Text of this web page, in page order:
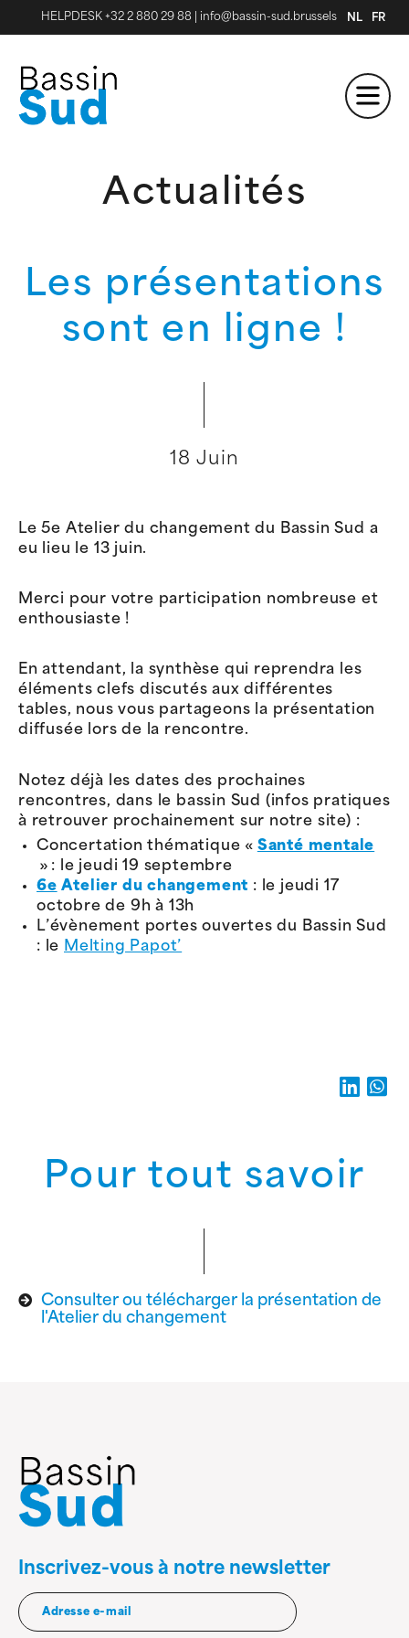
HELPDESK +32 2 880 29 88 info@bassin-sud.brussels NL FR
Actualités
Les présentations
sont en ligne !
18 Juin
Le 5e Atelier du changement du Bassin Sud a
eu lieu le 13 juin.
Merci pour votre participation nombreuse et
enthousiaste !
En attendant, la synthèse qui reprendra les
éléments clefs discutés aux différentes
tables, nous vous partageons la présentation
diffusée lors de la rencontre.
Notez déjà les dates des prochaines
rencontres, dans le bassin Sud (infos pratiques
à retrouver prochainement sur notre site) :
Concertation thématique « Santé mentale
» : le jeudi 19 septembre
6e Atelier du changement : le jeudi 17
octobre de 9h à 13h
L’évènement portes ouvertes du Bassin Sud
: le Melting Papot’
Pour tout savoir
Consulter ou télécharger la présentation de
l'Atelier du changement
Inscrivez-vous à notre newsletter